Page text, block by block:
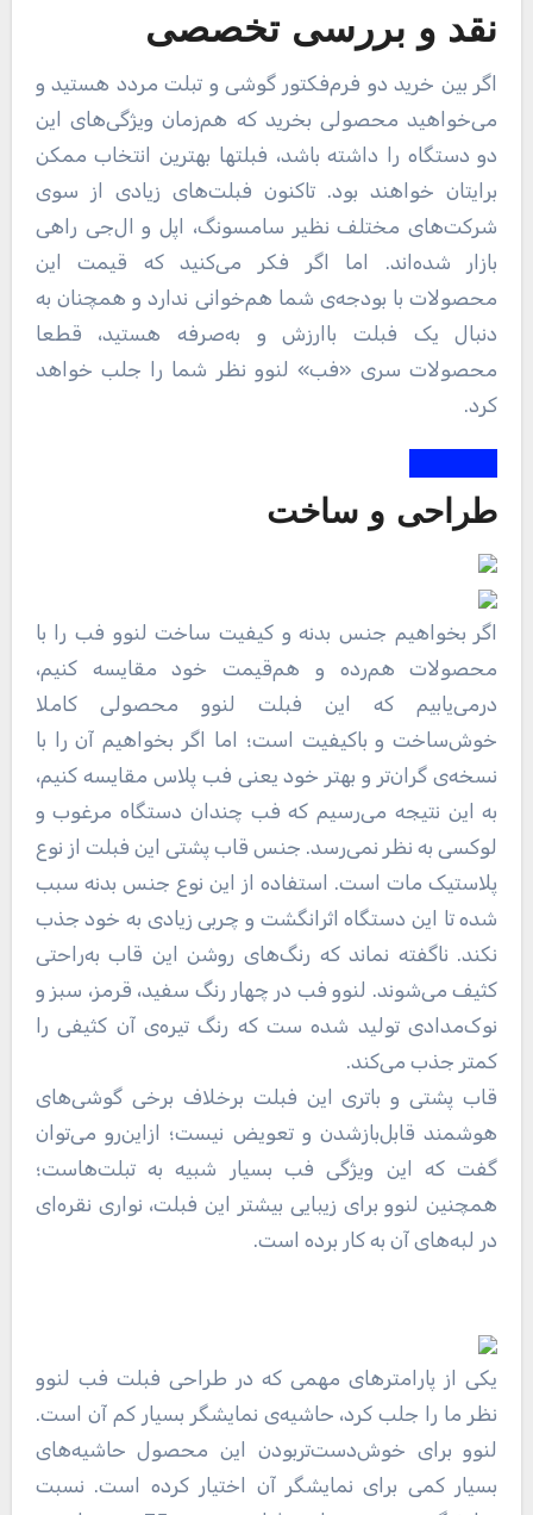
نقد و بررسی تخصصی
اگر بین خرید دو فرم‌فکتور گوشی و تبلت مردد هستید و
می‌خواهید محصولی بخرید که هم‌زمان ویژگی‌های این
دو دستگاه را داشته باشد، فبلت‎ها بهترین انتخاب ممکن
برایتان خواهند بود. تاکنون فبلت‌‎های زیادی از سوی
شرکت‌های مختلف نظیر سامسونگ، اپل و ال‌جی راهی
بازار شده‌اند. اما اگر فکر می‌کنید که قیمت این
محصولات با بودجه‌ی شما هم‌خوانی ندارد و همچنان به
دنبال یک فبلت باارزش و ‌به‌صرفه‌ هستید، قطعا
محصولات سری «فب» لنوو نظر شما را جلب خواهد
کرد.
طراحی و ساخت
محصولات هم‌رده و هم‌قیمت خود مقایسه کنیم،
درمی‌یابیم که این فبلت لنوو محصولی کاملا
خوش‌ساخت و باکیفیت است؛ اما اگر بخواهیم آن را با
نسخه‌ی گران‌تر و بهتر خود یعنی فب پلاس مقایسه کنیم،
به این نتیجه می‌رسیم که فب چندان دستگاه مرغوب و
لوکسی به نظر نمی‌رسد. جنس قاب پشتی این فبلت از نوع
پلاستیک مات است. استفاده از این نوع جنس بدنه سبب
شده تا این دستگاه اثرانگشت و چربی زیادی به خود جذب
نکند. ناگفته نماند که رنگ‌های روشن این قاب به‌راحتی
کثیف می‌شوند. لنوو فب در چهار رنگ سفید، قرمز، سبز و
نوک‌مدادی تولید شده ست که رنگ تیره‌ی آن کثیفی را
کمتر جذب می‌کند.
قاب پشتی و باتری این فبلت برخلاف برخی گوشی‌های
هوشمند قابل‌بازشدن و تعویض نیست؛ ازاین‌رو می‌توان
گفت که این ویژگی فب بسیار شبیه به تبلت‌هاست؛
همچنین لنوو برای زیبایی بیشتر این فبلت، نواری نقره‌ای
در لبه‌های آن به کار برده است.
یکی از پارامترهای مهمی که در طراحی فبلت فب لنوو
نظر ما را جلب کرد، حاشیه‌ی نمایشگر بسیار کم آن است.
لنوو برای خوش‌دست‌تربودن این محصول حاشیه‌های
بسیار کمی برای نمایشگر آن اختیار کرده است. نسبت